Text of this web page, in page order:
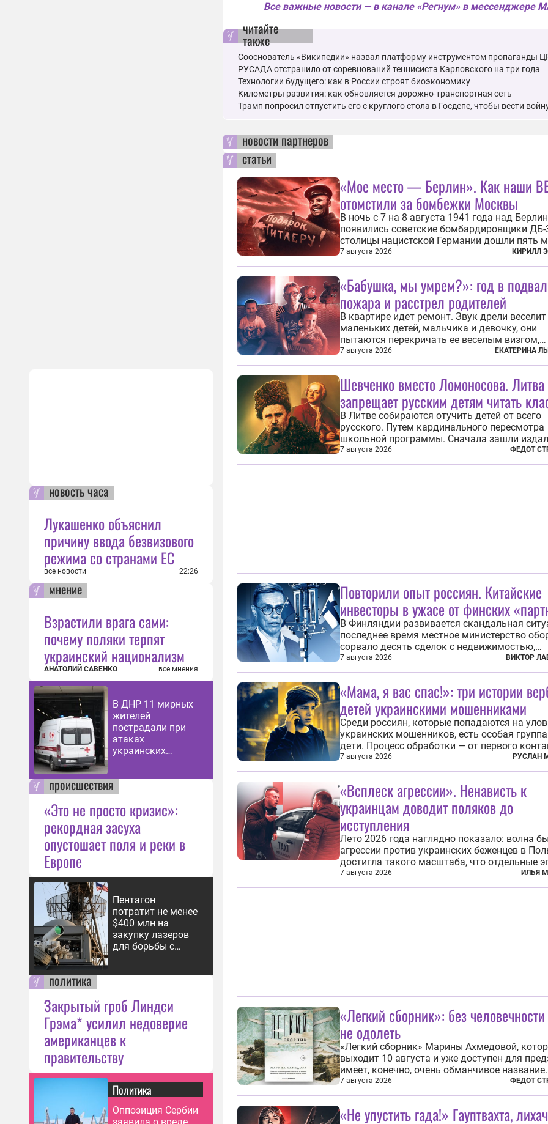
новость часа
Лукашенко объяснил
причину ввода безвизового
режима со странами ЕС
все новости 22:26
мнение
Взрастили врага сами:
почему поляки терпят
украинский национализм
АНАТОЛИЙ САВЕНКО все мнения
В ДНР 11 мирных
жителей
пострадали при
атаках
украинских
происшествия
«Это не просто кризис»:
рекордная засуха
опустошает поля и реки в
Европе
Пентагон
потратит не менее
$400 млн на
закупку лазеров
для борьбы с
политика
Закрытый гроб Линдси
Грэма* усилил недоверие
американцев к
правительству
Политика
Оппозиция Сербии
Все важные новости — в канале «Регнум» в мессенджере
читайте
также
Сооснователь «Википедии» назвал платформу инструментом пропаганды
РУСАДА отстранило от соревнований теннисиста Карловского на три года
Технологии будущего: как в России строят биоэкономику
Километры развития: как обновляется дорожно-транспортная сеть
Трамп попросил отпустить его с круглого стола в Госдепе, чтобы вести
новости партнеров
статьи
«Мое место — Берлин». Как наши
отомстили за бомбежки Москвы
В ночь с 7 на 8 августа 1941 года над
появились советские бомбардировщики
столицы нацистской Германии дошли пять
морской авиации Балтийского флота. Они
бомбы на город, который в тот момент жил
на востоке, Красная...
7 августа 2026 КИРИЛЛ
«Бабушка, мы умрем?»: год в
пожара и расстрел родителей
В квартире идет ремонт. Звук дрели
маленьких детей, мальчика и девочку, они
пытаются перекричать ее веселым визгом,
задиристо посматривая на бабушку. Она
замечание, но внуки чувствуют, что она
противно, но всё...
7 августа 2026 ЕКАТЕРИНА
Шевченко вместо Ломоносова. Литва
запрещает русским детям читать
В Литве собираются отучить детей от всего
русского. Путем кардинального пересмотра
школьной программы. Сначала зашли
Михаила Васильевича Ломоносова. Глава
правительства Литвы Миндаугас
7 августа 2026 ФЕДОТ
Повторили опыт россиян. Китайские
инвесторы в ужасе от финских
В Финляндии развивается скандальная
последнее время местное министерство
сорвало десять сделок с недвижимостью,
заключенных местными фирмами с
капиталом. Чиновники заявили, что они
шпионской сети, чтобы следить за...
7 августа 2026 ВИКТОР
«Мама, я вас спас!»: три истории
детей украинскими мошенниками
Среди россиян, которые попадаются на
украинских мошенников, есть особая
дети. Процесс обработки — от первого
передачи денег или исполнения задания от
кураторов может занять от двух часов до
послушных исполнителей, которые...
7 августа 2026 РУСЛАН
«Всплеск агрессии». Ненависть к
украинцам доводит поляков до
исступления
Лето 2026 года наглядно показало: волна
агрессии против украинских беженцев в
достигла такого масштаба, что отдельные
уже давно не выглядят случайными.
по происходящему, буквально теряют
7 августа 2026 ИЛЬЯ
«Легкий сборник»: без человечности
не одолеть
«Легкий сборник» Марины Ахмедовой,
выходит 10 августа и уже доступен для
имеет, конечно, очень обманчивое название.
Физически-то, может, он и легкий
метафизически — безотносительно
косвенно (в основном —...
7 августа 2026 ФЕДОТ
«Не упустить гада!» Гауптвахта,